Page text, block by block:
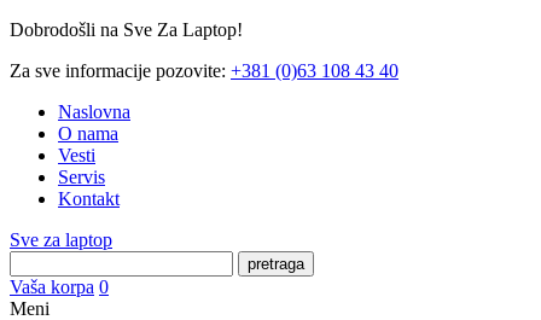
Dobrodošli na Sve Za Laptop!
Za sve informacije pozovite: +381 (0)63 108 43 40
Naslovna
O nama
Vesti
Servis
Kontakt
Sve za laptop
pretraga
Vaša korpa 0
Meni